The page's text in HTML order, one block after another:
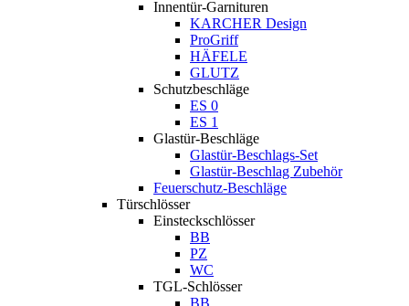
Innentür-Garnituren
KARCHER Design
ProGriff
HÄFELE
GLUTZ
Schutzbeschläge
ES 0
ES 1
Glastür-Beschläge
Glastür-Beschlags-Set
Glastür-Beschlag Zubehör
Feuerschutz-Beschläge
Türschlösser
Einsteckschlösser
BB
PZ
WC
TGL-Schlösser
BB